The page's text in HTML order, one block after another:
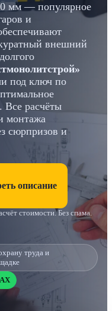
мм — популярное
и
внешний
под ключ по
Все расчёты
монтажа
сюрпризов и
описание
стоимости. Без спама.
труда и